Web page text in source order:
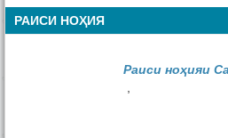
РАИСИ НОҲИЯ
Раиси ноҳияи